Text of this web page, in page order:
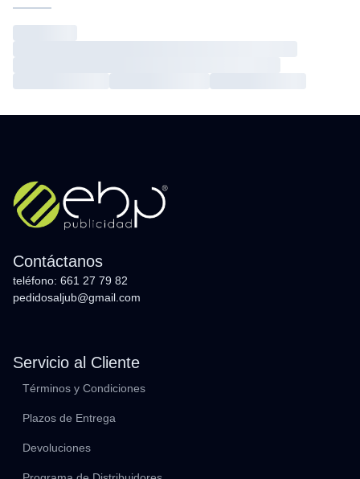
Contáctanos
teléfono: 661 27 79 82
pedidosaljub@gmail.com
Servicio al Cliente
Términos y Condiciones
Plazos de Entrega
Devoluciones